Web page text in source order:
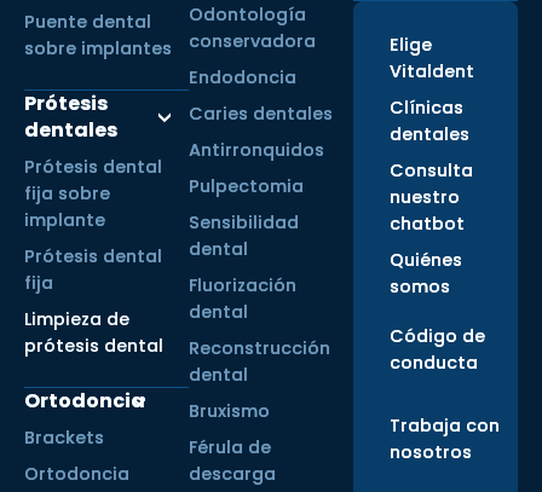
Puente dental
sobre implantes
Prótesis
dentales
Prótesis dental
fija sobre
implante
Prótesis dental
fija
Limpieza de
prótesis dental
Ortodoncia
Brackets
Ortodoncia
Odontología
conservadora
Endodoncia
Caries dentales
Antirronquidos
Pulpectomia
Sensibilidad
dental
Fluorización
dental
Reconstrucción
dental
Bruxismo
Férula de
descarga
Elige
Vitaldent
Clínicas
dentales
Consulta
nuestro
chatbot
Quiénes
somos
Código de
conducta
Trabaja con
nosotros